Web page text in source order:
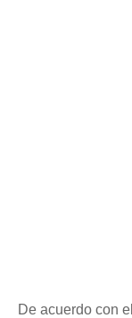
De acuerdo con